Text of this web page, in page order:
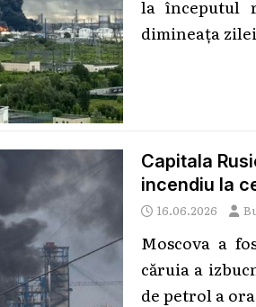
la începutul
dimineața
Capitala
incendiu la
16.06.2026
Moscova a
căruia a
de petrol a